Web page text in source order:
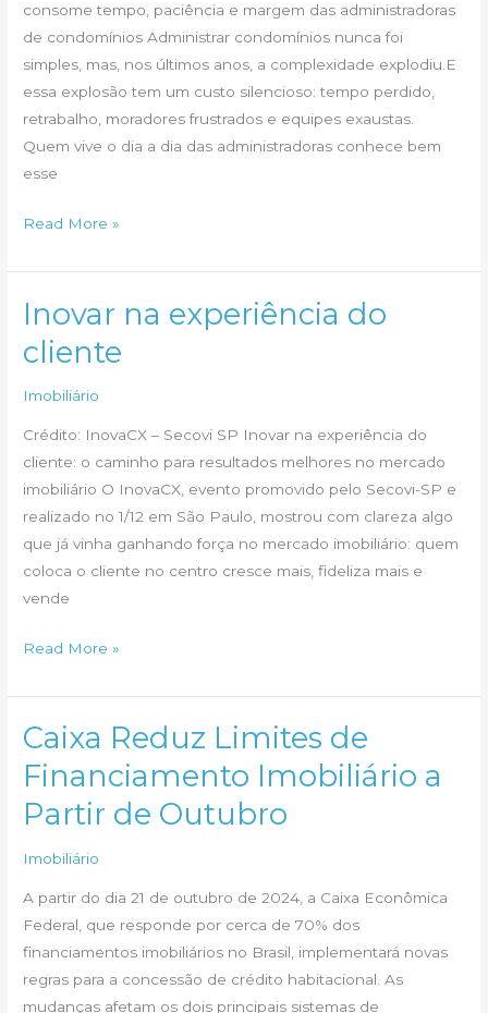
consome tempo, paciência e margem das administradoras
de condomínios Administrar condomínios nunca foi
simples, mas, nos últimos anos, a complexidade explodiu.E
essa explosão tem um custo silencioso: tempo perdido,
retrabalho, moradores frustrados e equipes exaustas.
Quem vive o dia a dia das administradoras conhece bem
esse
A
invisível
que
as
condomínios
Read More »
Inovar na experiência do
cliente
Imobiliário
Crédito: InovaCX – Secovi SP Inovar na experiência do
cliente: o caminho para resultados melhores no mercado
imobiliário O InovaCX, evento promovido pelo Secovi-SP e
realizado no 1/12 em São Paulo, mostrou com clareza algo
que já vinha ganhando força no mercado imobiliário: quem
coloca o cliente no centro cresce mais, fideliza mais e
vende
Inovar
experiência
do
Read More »
Caixa Reduz Limites de
Financiamento Imobiliário a
Partir de Outubro
Imobiliário
A partir do dia 21 de outubro de 2024, a Caixa Econômica
Federal, que responde por cerca de 70% dos
financiamentos imobiliários no Brasil, implementará novas
regras para a concessão de crédito habitacional. As
mudanças afetam os dois principais sistemas de